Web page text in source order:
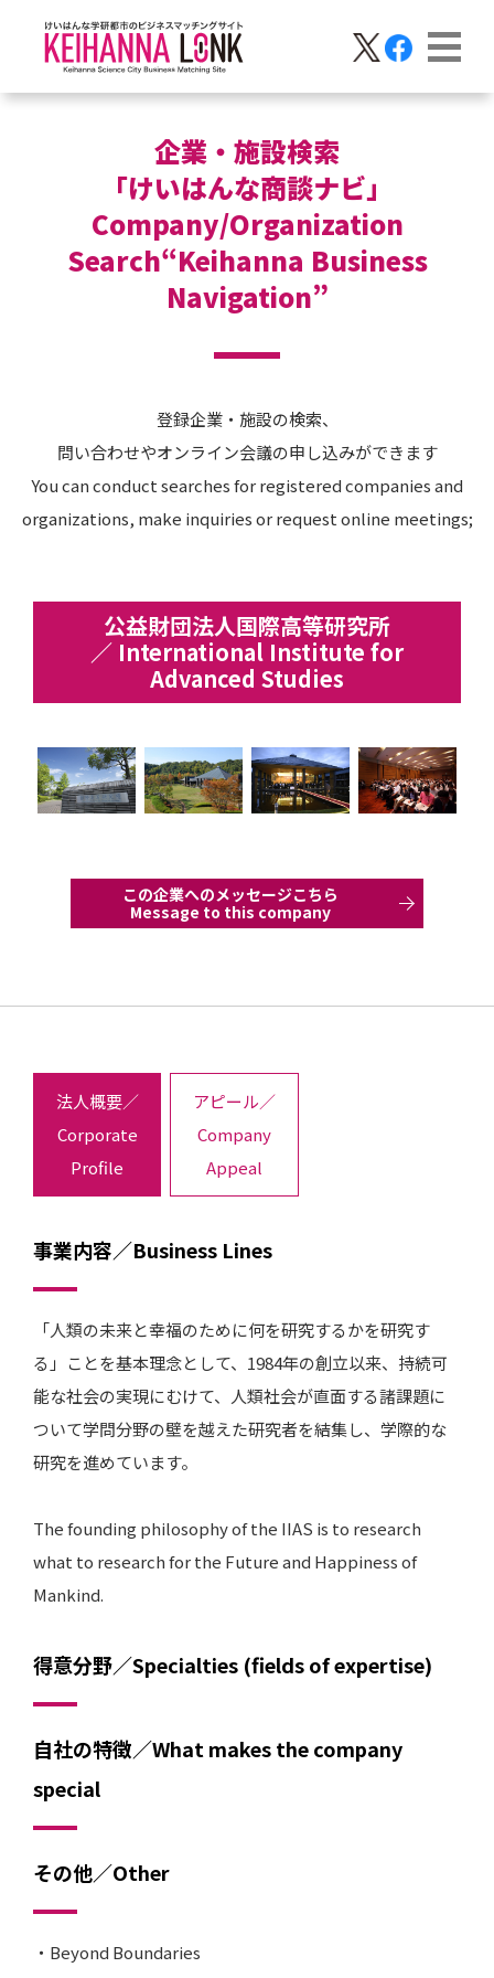
企業・施設検索
「けいはんな商談ナビ」
Company/Organization
Search“Keihanna Business
Navigation”
登録企業・施設の検索、
問い合わせやオンライン会議の申し込みができます
You can conduct searches for registered companies and
organizations, make inquiries or request online meetings;
公益財団法人国際高等研究所
／ International Institute for
Advanced Studies
この企業へのメッセージこちら
Message to this company
法人概要／
Corporate
Profile
アピール／
Company
Appeal
事業内容／Business Lines
「人類の未来と幸福のために何を研究するかを研究す
る」ことを基本理念として、1984年の創立以来、持続可
能な社会の実現にむけて、人類社会が直面する諸課題に
ついて学問分野の壁を越えた研究者を結集し、学際的な
研究を進めています。
The founding philosophy of the IIAS is to research
what to research for the Future and Happiness of
Mankind.
得意分野／Specialties (fields of expertise)
自社の特徴／What makes the company
special
その他／Other
・Beyond Boundaries